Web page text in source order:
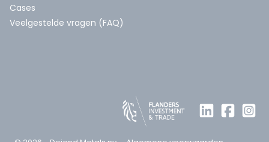
Cases
Veelgestelde vragen (FAQ)